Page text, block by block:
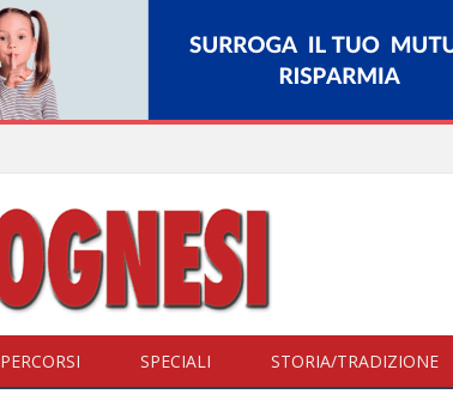
PERCORSI SPECIALI STORIA/TRADIZIONE